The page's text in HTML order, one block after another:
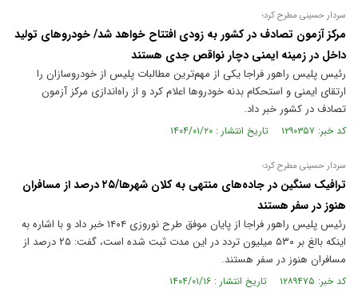
سردار حسینی مطرح کرد؛
مرکز آزمون تصادف در کشور به زودی افتتاح خواهد شد/ خودروهای تولید
داخل در زمینه ایمنی دچار نواقص جدی هستند
رئیس پلیس راهور فراجا یکی از مهم‌ترین مطالبات پلیس از خودروسازان را
ارتقای ایمنی و استحکام بدنه خودروها اعلام کرد و از راه‌اندازی مرکز آزمون
تصادف در کشور خبر داد.
کد خبر: ۱۲۹۰۳۵۷ تاریخ انتشار : ۱۴۰۴/۰۱/۲۰
سردار حسینی مطرح کرد؛
ترافیک سنگین در جاده‌های منتهی به کلان شهرها/۲۵ درصد از مسافران
هنوز در سفر هستند
رئیس پلیس راهور فراجا از پایان موفق طرح نوروزی ۱۴۰۴ خبر داد و با اشاره به
اینکه بالغ بر ۵۳۰ میلیون تردد در این مدت ثبت شده است، گفت: ۲۵ درصد از
مسافران هنوز در سفر هستند.
کد خبر: ۱۲۸۹۴۷۵ تاریخ انتشار : ۱۴۰۴/۰۱/۱۶